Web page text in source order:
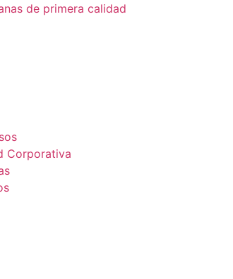
de primera calidad
Corporativa